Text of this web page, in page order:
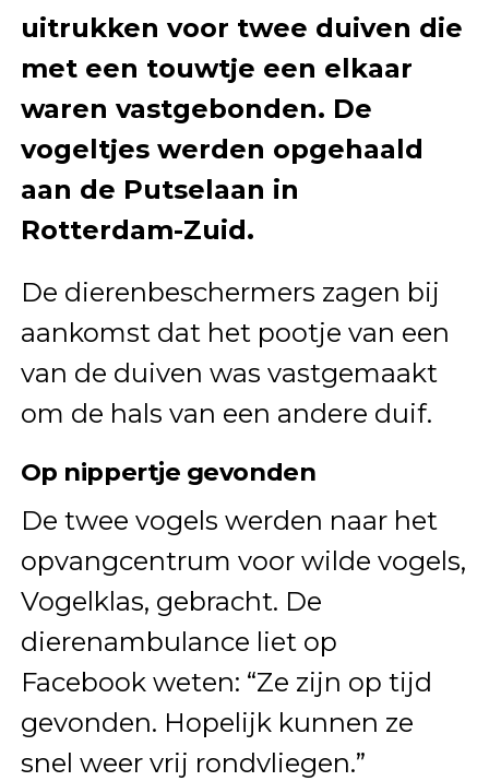
uitrukken voor twee duiven die
met een touwtje een elkaar
waren vastgebonden. De
vogeltjes werden opgehaald
aan de Putselaan in
Rotterdam-Zuid.
De dierenbeschermers zagen bij
aankomst dat het pootje van een
van de duiven was vastgemaakt
om de hals van een andere duif.
Op nippertje gevonden
De twee vogels werden naar het
opvangcentrum voor wilde vogels,
Vogelklas, gebracht. De
dierenambulance liet op
Facebook weten: “Ze zijn op tijd
gevonden. Hopelijk kunnen ze
snel weer vrij rondvliegen.”